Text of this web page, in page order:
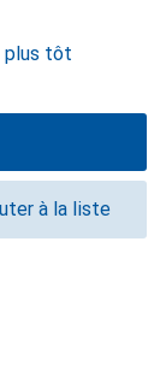
plus tôt
à la liste